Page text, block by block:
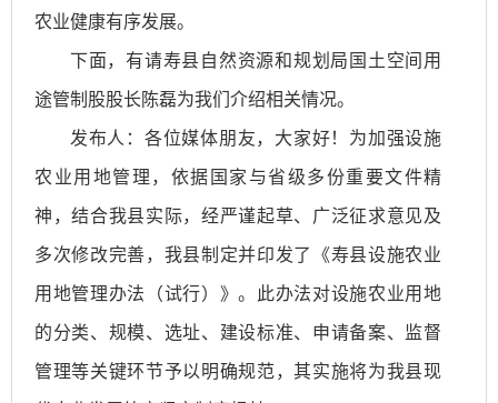
农业健康有序发展。
下面，有请寿县自然资源和规划局国土空间用
途管制股股长陈磊为我们介绍相关情况。
发布人：各位媒体朋友，大家好！为加强设施
农业用地管理，依据国家与省级多份重要文件精
神，结合我县实际，经严谨起草、广泛征求意见及
多次修改完善，我县制定并印发了《寿县设施农业
用地管理办法（试行）》。此办法对设施农业用地
的分类、规模、选址、建设标准、申请备案、监督
管理等关键环节予以明确规范，其实施将为我县现